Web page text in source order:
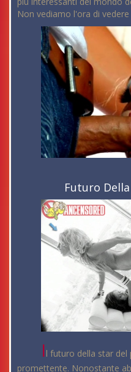
Non vediamo l'ora di
Futuro
Il futuro della star del
promettente. Nonostante